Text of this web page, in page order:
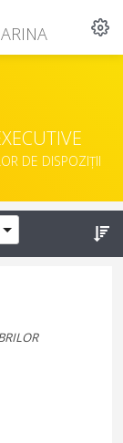
DE DISPOZIȚII